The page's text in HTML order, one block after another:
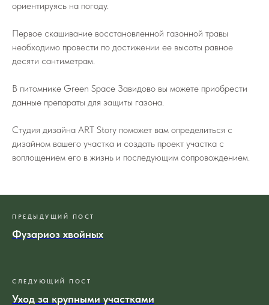
ориентируясь на погоду.
Первое скашивание восстановленной газонной травы
необходимо провести по достижении ее высоты равное
десяти сантиметрам.
В питомнике Green Space Завидово вы можете приобрести
данные препараты для защиты газона.
Студия дизайна ART Story поможет вам определиться с
дизайном вашего участка и создать проект участка с
воплощением его в жизнь и последующим сопровождением.
ПРЕДЫДУЩИЙ ПОСТ
Фузариоз хвойных
СЛЕДУЮЩИЙ ПОСТ
Уход за крупными участками